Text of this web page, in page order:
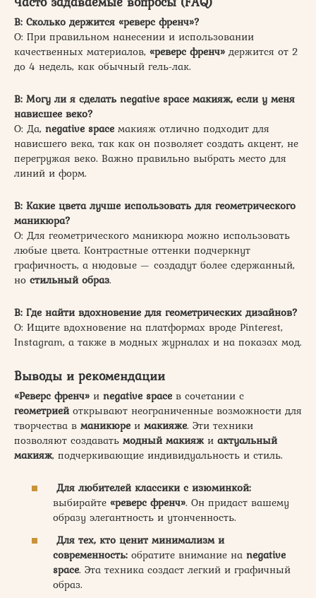
В: Сколько держится «реверс френч»?
О: При правильном нанесении и использовании
качественных материалов, «реверс френч» держится от 2
до 4 недель, как обычный гель-лак.
В: Могу ли я сделать negative space макияж, если у меня
нависшее веко?
О: Да, negative space макияж отлично подходит для
нависшего века, так как он позволяет создать акцент, не
перегружая веко. Важно правильно выбрать место для
линий и форм.
В: Какие цвета лучше использовать для геометрического
маникюра?
О: Для геометрического маникюра можно использовать
любые цвета. Контрастные оттенки подчеркнут
графичность, а нюдовые — создадут более сдержанный,
но стильный образ.
В: Где найти вдохновение для геометрических дизайнов?
О: Ищите вдохновение на платформах вроде Pinterest,
Instagram, а также в модных журналах и на показах мод.
Выводы и рекомендации
«Реверс френч» и negative space в сочетании с
геометриейоткрывают неограниченные возможности для
творчества в маникюре и макияже. Эти техники
позволяют создавать модный макияжи актуальный
макияж, подчеркивающие индивидуальность и стиль.
Для любителей классики с изюминкой:
выбирайте «реверс френч». Он придаст вашему
образу элегантность и утонченность.
Для тех, кто ценит минимализм и
современность: обратите внимание на negative
space. Эта техника создаст легкий и графичный
образ.